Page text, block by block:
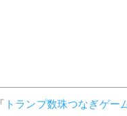
「 トランプ数珠つなぎゲー